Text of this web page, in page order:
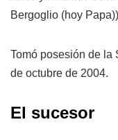
Bergoglio (hoy
Tomó posesión de la
de octubre de 2004.
El sucesor